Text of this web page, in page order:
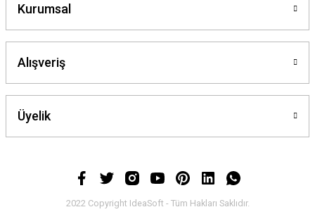
Kurumsal
Alışveriş
Üyelik
2022 Copyright IdeaSoft - Tüm Hakları Saklıdır.